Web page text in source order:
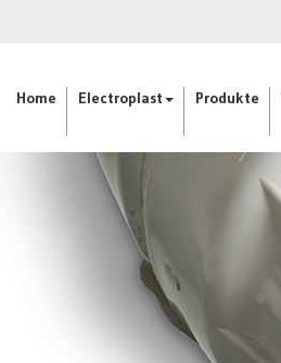
Home Electroplast Produkte